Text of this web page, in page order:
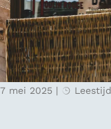
u
u
r
i
n
G
7 mei 2025 |